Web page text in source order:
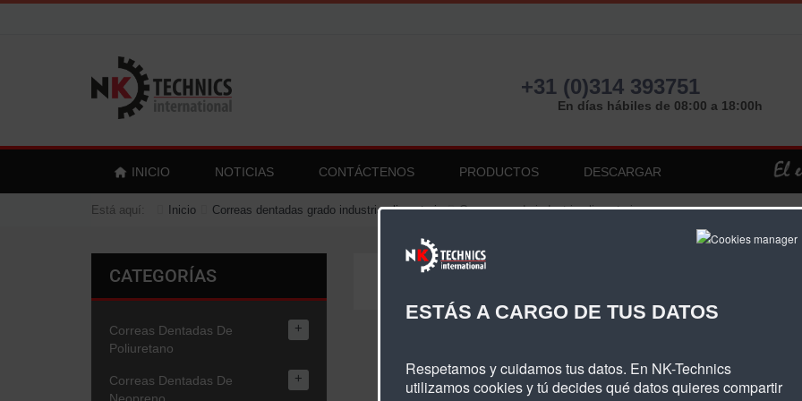
+31 (0)314 393751
En días hábiles de 08:00 a 18:00h
INICIO NOTICIAS CONTÁCTENOS PRODUCTOS DESCARGAR
Está aquí: Inicio Correas dentadas grado industria alimentaria Correas grado industria alimentaria
CATEGORÍAS
Correas Dentadas De
Poliuretano
+
Correas Dentadas De
+
ESTÁS A CARGO DE TUS DATOS
Respetamos y cuidamos tus datos. En NK-Technics
utilizamos cookies y tú decides qué datos quieres compartir